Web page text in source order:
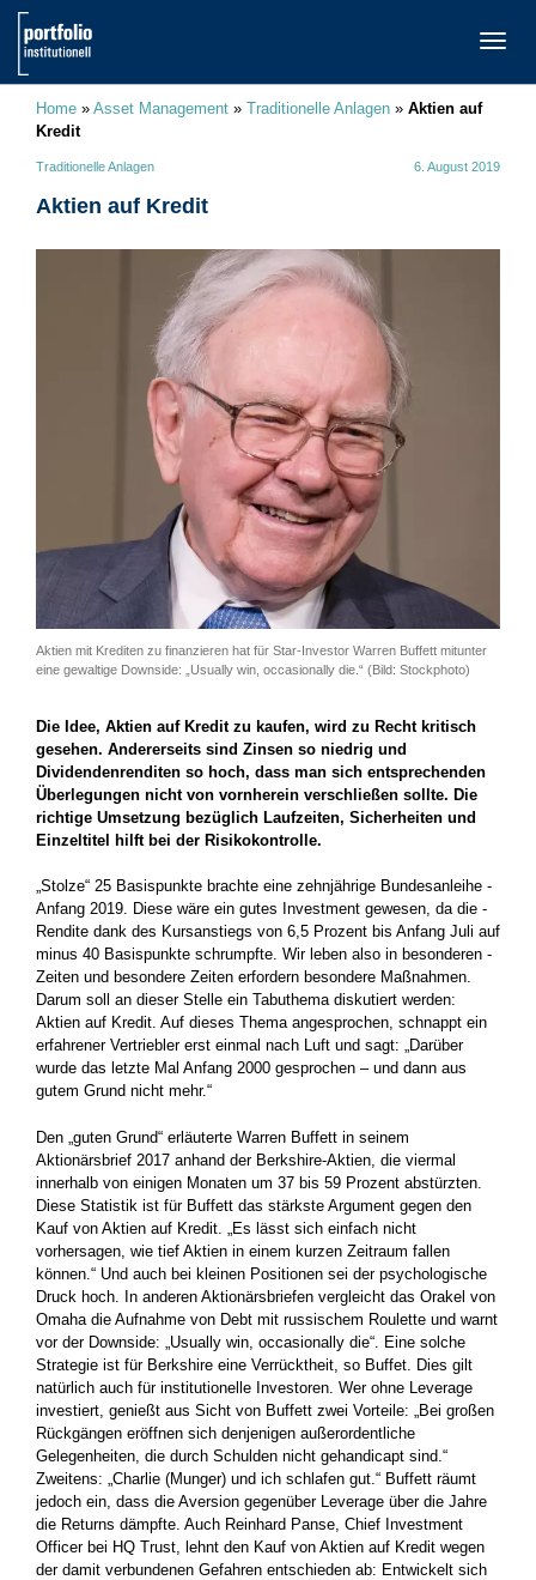
Home » Asset Management » Traditionelle Anlagen » Aktien auf
Kredit
Traditionelle Anlagen 6. August 2019
Aktien auf Kredit
Aktien mit Krediten zu finanzieren hat für Star-Investor Warren Buffett mitunter
eine gewaltige Downside: „Usually win, occasionally die.“ (Bild: Stockphoto)
Die Idee, Aktien auf Kredit zu kaufen, wird zu Recht kritisch
gesehen. Andererseits sind Zinsen so niedrig und
Dividendenrenditen so hoch, dass man sich entsprechenden
Überlegungen nicht von vornherein verschließen sollte. Die
richtige Umsetzung bezüglich Laufzeiten, Sicherheiten und
Einzeltitel hilft bei der Risikokontrolle.
„Stolze“ 25 Basispunkte brachte eine zehnjährige Bundesanleihe ­
Anfang 2019. Diese wäre ein gutes Investment gewesen, da die ­
Rendite dank des Kursanstiegs von 6,5 Prozent bis Anfang Juli auf
­minus 40 Basispunkte schrumpfte. Wir leben also in besonderen ­
Zeiten und ­besondere Zeiten erfordern besondere Maßnahmen.
Darum soll an dieser Stelle ein Tabuthema diskutiert werden:
Aktien auf Kredit. Auf dieses Thema angesprochen, schnappt ein
erfahrener Vertriebler erst einmal nach Luft und sagt: „Darüber
wurde das letzte Mal Anfang 2000 gesprochen – und dann aus
gutem Grund nicht mehr.“
Den „guten Grund“ erläuterte Warren Buffett in seinem
Aktionärsbrief 2017 anhand der Berkshire-Aktien, die viermal
innerhalb von ­einigen Monaten um 37 bis 59 Prozent abstürzten.
Diese Statistik ist für Buffett das stärkste Argument gegen den
Kauf von Aktien auf ­Kredit. „Es lässt sich einfach nicht
vorhersagen, wie tief Aktien in ­einem kurzen Zeitraum fallen
können.“ Und auch bei kleinen Posi­tionen sei der psychologische
Druck hoch. In anderen Aktionärs­briefen vergleicht das Orakel von
Omaha die Aufnahme von Debt mit russischem Roulette und warnt
vor der Downside: „Usually win, ­occasionally die“. Eine solche
Strategie ist für Berkshire eine ­Verrücktheit, so Buffet. Dies gilt
natürlich auch für institutionelle ­Investoren. Wer ohne Leverage
investiert, genießt aus Sicht von Buffett zwei Vorteile: „Bei großen
Rückgängen eröffnen sich denjenigen außerordentliche
Gelegenheiten, die durch Schulden nicht gehandicapt sind.“
Zweitens: „Charlie (Munger) und ich schlafen gut.“ Buffett räumt
jedoch ein, dass die Aversion gegenüber Leverage über die ­Jahre
die Returns dämpfte. Auch Reinhard Panse, Chief Investment
Officer bei HQ Trust, lehnt den Kauf von Aktien auf Kredit wegen
der damit verbundenen Gefahren entschieden ab: Entwickelt sich